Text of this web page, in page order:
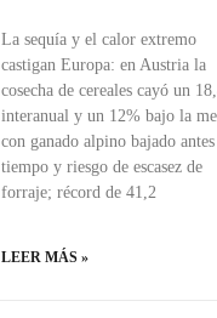
La sequía y el calor extremo
castigan Europa: en Austria la
cosecha de cereales cayó un
interanual y un 12% bajo la
con ganado alpino bajado
tiempo y riesgo de escasez de
forraje; récord de 41,2
LEER MÁS »